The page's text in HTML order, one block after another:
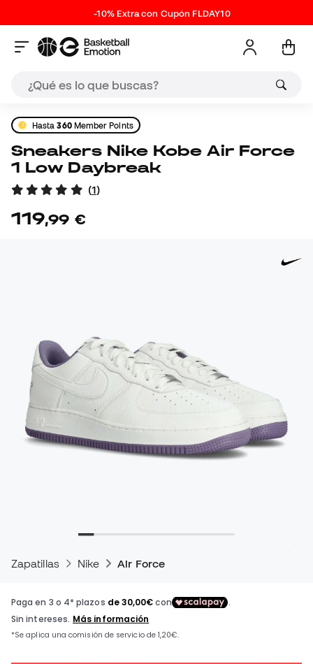
-10% Extra con Cupón FLDAY10
Hasta360Member Points
Sneakers Nike Kobe Air Force
1 Low Daybreak
(1)
119,99 €
Zapatillas Nike Air Force